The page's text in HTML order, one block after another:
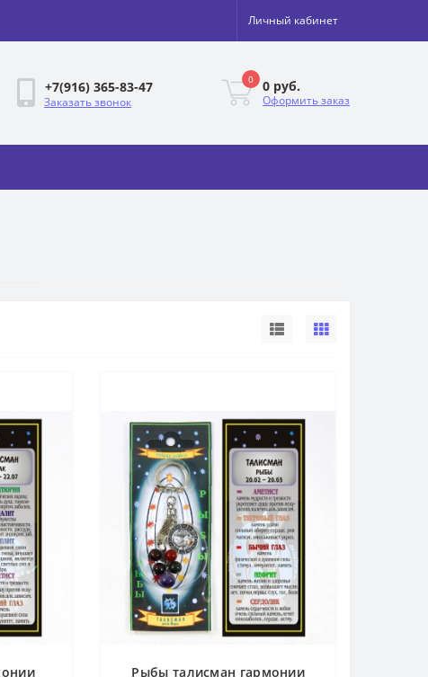
Личный кабинет
+7(916) 365-83-47
Заказать звонок
0 0 руб.
Оформить заказ
Рыбы талисман гармонии